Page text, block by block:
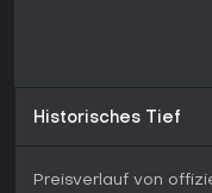
Historisches Tief
Preisverlauf von